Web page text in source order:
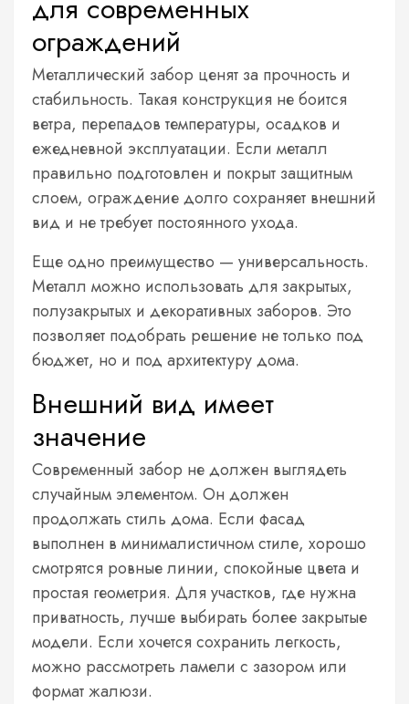
для современных
ограждений
Металлический забор ценят за прочность и
стабильность. Такая конструкция не боится
ветра, перепадов температуры, осадков и
ежедневной эксплуатации. Если металл
правильно подготовлен и покрыт защитным
слоем, ограждение долго сохраняет внешний
вид и не требует постоянного ухода.
Еще одно преимущество — универсальность.
Металл можно использовать для закрытых,
полузакрытых и декоративных заборов. Это
позволяет подобрать решение не только под
бюджет, но и под архитектуру дома.
Внешний вид имеет
значение
Современный забор не должен выглядеть
случайным элементом. Он должен
продолжать стиль дома. Если фасад
выполнен в минималистичном стиле, хорошо
смотрятся ровные линии, спокойные цвета и
простая геометрия. Для участков, где нужна
приватность, лучше выбирать более закрытые
модели. Если хочется сохранить легкость,
можно рассмотреть ламели с зазором или
формат жалюзи.